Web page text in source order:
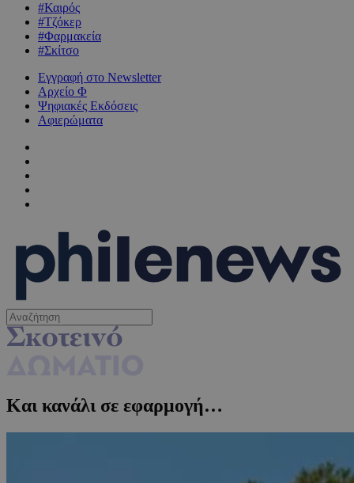
#Καιρός
#Τζόκερ
#Φαρμακεία
#Σκίτσο
Εγγραφή στο Newsletter
Αρχείο Φ
Ψηφιακές Εκδόσεις
Αφιερώματα
Και κανάλι σε εφαρμογή…